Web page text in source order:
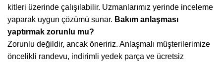
kitleri üzerinde çalışılabilir. Uzmanlarımız yerinde inceleme
yaparak uygun çözümü sunar. Bakım anlaşması
yaptırmak zorunlu mu?
Zorunlu değildir, ancak öneririz. Anlaşmalı müşterilerimize
öncelikli randevu, indirimli yedek parça ve ücretsiz